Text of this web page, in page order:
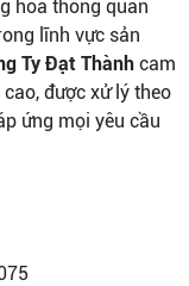
hóa thông quan
lĩnh vực sản
Ty Đạt Thành cam
được xử lý theo
ứng mọi yêu cầu